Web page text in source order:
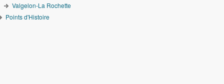
Valgelon-La Rochette
Points d'Histoire